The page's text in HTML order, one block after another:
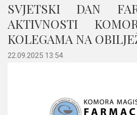
SVJETSKI DAN
AKTIVNOSTI
KOLEGAMA NA
22.09.2025 13:54